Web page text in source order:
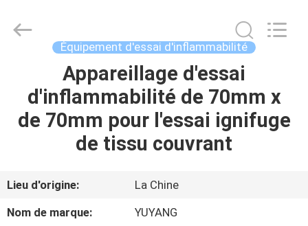
MAISON
PRODUITS
SHOW
INSTRUMENT
Équipement d'essai d'inflammabilité
Appareillage d'essai
d'inflammabilité de 70mm x
de 70mm pour l'essai ignifuge
de tissu couvrant
Lieu d'origine:
La Chine
Nom de marque:
YUYANG